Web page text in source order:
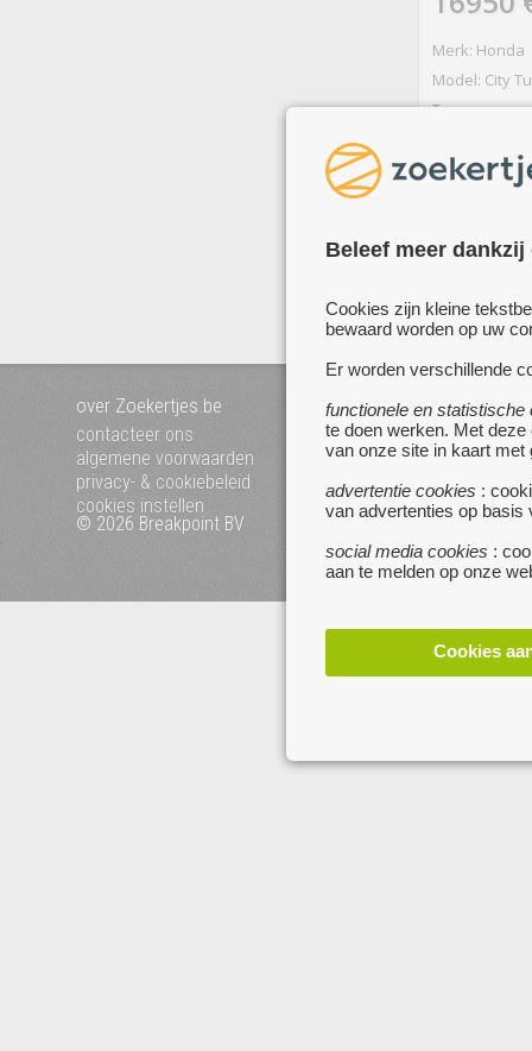
Beleef meer
Cookies zijn kleine
bewaard worden op uw
Er worden verschillende
functionele en statistische
te doen werken. Met
van onze site in kaart met
advertentie cookies :
van advertenties op basis
social media cookies :
aan te melden op onze
Cookies
Merk: Honda
Model: City
Type: coupe
over Zoekertjes.be
contacteer ons
algemene voorwaarden
privacy- & cookiebeleid
cookies instellen
voeg uw zoekertje toe
mijn zoekertjes
© 2026 Breakpoint BV
Bezoek ook eens onze
websites :
www.startpagina.be